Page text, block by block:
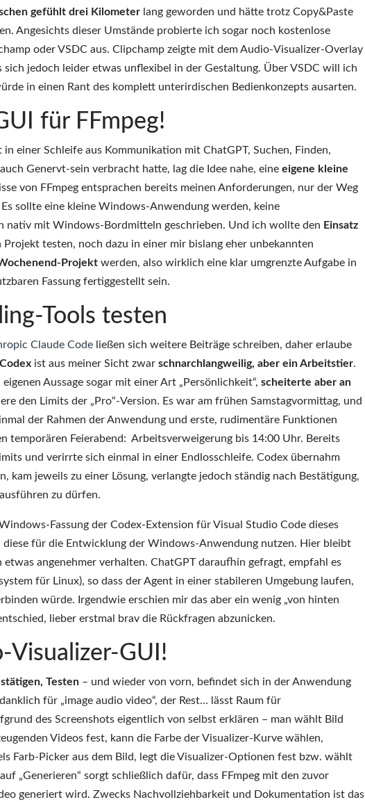
gefühlt drei Kilometer lang geworden und hätte trotz Copy&Paste
Angesichts dieser Umstände probierte ich sogar noch kostenlose
oder VSDC aus. Clipchamp zeigte mit dem Audio-Visualizer-Overlay
sich jedoch leider etwas unflexibel in der Gestaltung. Über VSDC will ich
in einen Rant des komplett unterirdischen Bedienkonzepts ausarten.
für FFmpeg!
einer Schleife aus Kommunikation mit ChatGPT, Suchen, Finden,
Genervt-sein verbracht hatte, lag die Idee nahe, eine eigene kleine
von FFmpeg entsprachen bereits meinen Anforderungen, nur der Weg
sollte eine kleine Windows-Anwendung werden, keine
nativ mit Windows-Bordmitteln geschrieben. Und ich wollte den Einsatz
Projekt testen, noch dazu in einer mir bislang eher unbekannten
Projekt werden, also wirklich eine klar umgrenzte Aufgabe in
Fassung fertiggestellt sein.
Tools testen
Claude Code ließen sich weitere Beiträge schreiben, daher erlaube
Codex ist aus meiner Sicht zwar schnarchlangweilig, aber ein Arbeitstier.
Aussage sogar mit einer Art „Persönlichkeit“, scheiterte aber an
den Limits der „Pro“-Version. Es war am frühen Samstagvormittag, und
der Rahmen der Anwendung und erste, rudimentäre Funktionen
temporären Feierabend: Arbeitsverweigerung bis 14:00 Uhr. Bereits
und verirrte sich einmal in einer Endlosschleife. Codex übernahm
kam jeweils zu einer Lösung, verlangte jedoch ständig nach Bestätigung,
zu dürfen.
Fassung der Codex-Extension für Visual Studio Code dieses
diese für die Entwicklung der Windows-Anwendung nutzen. Hier bleibt
angenehmer verhalten. ChatGPT daraufhin gefragt, empfahl es
für Linux), so dass der Agent in einer stabileren Umgebung laufen,
würde. Irgendwie erschien mir das aber ein wenig „von hinten
lieber erstmal brav die Rückfragen abzunicken.
Visualizer-GUI!
Testen – und wieder von vorn, befindet sich in der Anwendung
für „image audio video“, der Rest… lässt Raum für
des Screenshots eigentlich von selbst erklären – man wählt Bild
Videos fest, kann die Farbe der Visualizer-Kurve wählen,
Farb-Picker aus dem Bild, legt die Visualizer-Optionen fest bzw. wählt
„Generieren“ sorgt schließlich dafür, dass FFmpeg mit den zuvor
generiert wird. Zwecks Nachvollziehbarkeit und Dokumentation ist das